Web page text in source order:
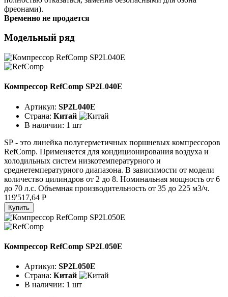
фреонами).
Временно не продается
Модельный ряд
Компрессор RefComp SP2L040E
Артикул: SP2L040E
Страна: Китай
В наличии: 1 шт
SР - это линейка полугерметичных поршневых компрессоров
RefComp. Применяется для кондиционирования воздуха и
холодильных систем низкотемпературного и
среднетемпературного диапазона. В зависимости от модели
количество цилиндров от 2 до 8. Номинальная мощность от 6
до 70 л.с. Объемная производительность от 35 до 225 м3/ч.
119'517,64 P
Купить
Компрессор RefComp SP2L050E
Артикул: SP2L050E
Страна: Китай
В наличии: 1 шт